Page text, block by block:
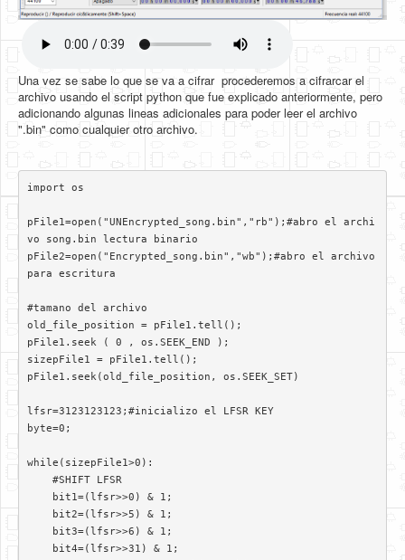
Una vez se sabe lo que se va a cifrar procederemos a cifrarcar el
archivo usando el script python que fue explicado anteriormente, pero
adicionando algunas lineas adicionales para poder leer el archivo
".bin" como cualquier otro archivo.
import os
pFile1=open("UNEncrypted_song.bin","rb");#abro el archi
vo song.bin lectura binario
pFile2=open("Encrypted_song.bin","wb");#abro el archivo
para escritura
#tamano del archivo
old_file_position = pFile1.tell();
pFile1.seek ( 0 , os.SEEK_END );
sizepFile1 = pFile1.tell();
pFile1.seek(old_file_position, os.SEEK_SET)
lfsr=3123123123;#inicializo el LFSR KEY
byte=0;
while(sizepFile1>0):